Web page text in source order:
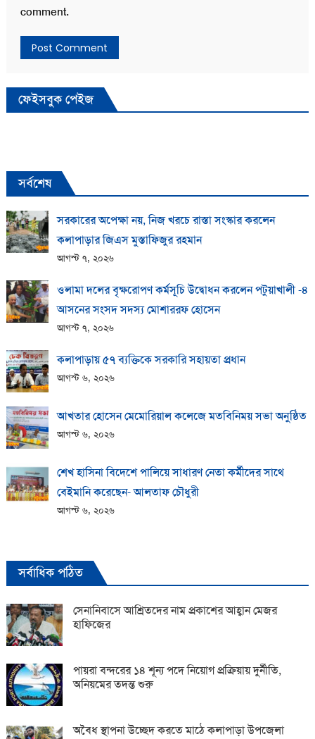
comment.
ফেইসবুক পেইজ
সর্বশেষ
সরকারের অপেক্ষা নয়, নিজ খরচে রাস্তা সংস্কার করলেন
কলাপাড়ার জিএস মুস্তাফিজুর রহমান
আগস্ট ৭, ২০২৬
ওলামা দলের বৃক্ষরোপণ কর্মসূচি উদ্বোধন করলেন পটুয়াখালী -৪
আসনের সংসদ সদস্য মোশাররফ হোসেন
আগস্ট ৭, ২০২৬
কলাপাড়ায় ​৫৭ ব্যক্তিকে সরকারি সহায়তা প্রধান
আগস্ট ৬, ২০২৬
আখতার হোসেন মেমোরিয়াল কলেজে মতবিনিময় সভা অনুষ্ঠিত
আগস্ট ৬, ২০২৬
শেখ হাসিনা বিদেশে পালিয়ে সাধারণ নেতা কর্মীদের সাথে
বেইমানি করেছেন- আলতাফ চৌধুরী
আগস্ট ৬, ২০২৬
সর্বাধিক পঠিত
সেনানিবাসে আশ্রিতদের নাম প্রকাশের আহ্বান মেজর
হাফিজের
পায়রা বন্দরের ১৪ শূন্য পদে নিয়োগ প্রক্রিয়ায় দুর্নীতি,
অনিয়মের তদন্ত শুরু
অবৈধ স্থাপনা উচ্ছেদ করতে মাঠে কলাপাড়া উপজেলা